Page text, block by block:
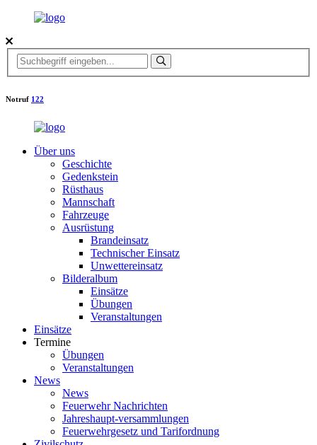
Notruf 122
Über uns
Geschichte
Gedenkstein
Rüsthaus
Mannschaft
Fahrzeuge
Ausrüstung
Brandeinsatz
Technischer Einsatz
Unwettereinsatz
Bilderalbum
Einsätze
Übungen
Veranstaltungen
Einsätze
Termine
Übungen
Veranstaltungen
News
News
Feuerwehr Nachrichten
Jahreshaupt-versammlungen
Feuerwehrgesetz und Tarifordnung